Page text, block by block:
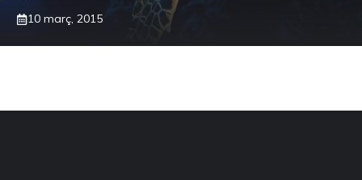
10 març, 2015